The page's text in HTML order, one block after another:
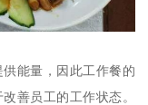
能量，因此工作餐的
善员工的工作状态。